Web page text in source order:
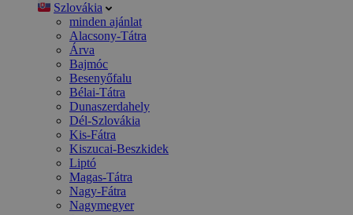
Szlovákia
minden ajánlat
Alacsony-Tátra
Árva
Bajmóc
Besenyőfalu
Bélai-Tátra
Dunaszerdahely
Dél-Szlovákia
Kis-Fátra
Kiszucai-Beszkidek
Liptó
Magas-Tátra
Nagy-Fátra
Nagymegyer